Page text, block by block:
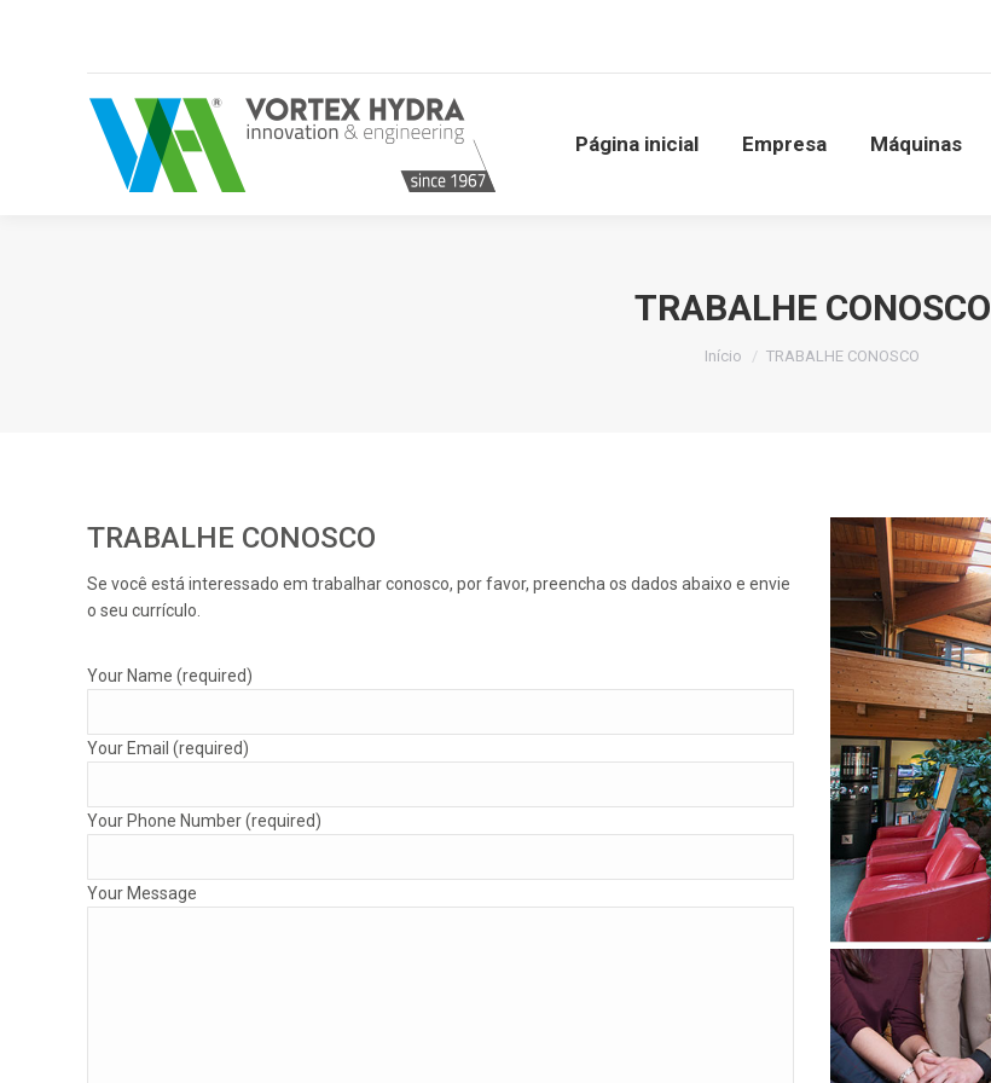
Página inicial Empresa Máquinas
TRABALHE CONOSCO
Você está aqui:
Início TRABALHE CONOSCO
TRABALHE CONOSCO
Se você está interessado em trabalhar conosco, por favor, preencha os dados abaixo e envie
o seu currículo.
Your Name (required)
Your Email (required)
Your Phone Number (required)
Your Message